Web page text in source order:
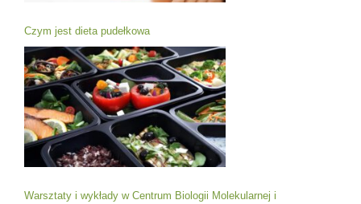
Czym jest dieta pudełkowa
Warsztaty i wykłady w Centrum Biologii Molekularnej i